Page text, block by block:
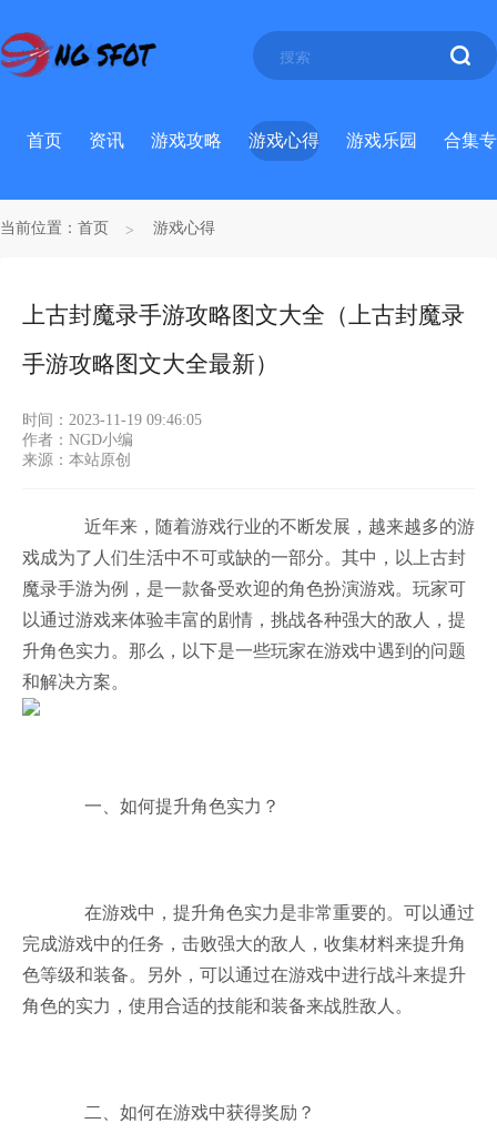
首页 资讯 游戏攻略 游戏心得 游戏乐园 合集
当前位置： 首页 游戏心得
上古封魔录手游攻略图文大全（上古封魔录
手游攻略图文大全最新）
时间：2023-11-19 09:46:05
作者：NGD小编
来源：本站原创
近年来，随着游戏行业的不断发展，越来越多的游
戏成为了人们生活中不可或缺的一部分。其中，以上古封
魔录手游为例，是一款备受欢迎的角色扮演游戏。玩家可
以通过游戏来体验丰富的剧情，挑战各种强大的敌人，提
升角色实力。那么，以下是一些玩家在游戏中遇到的问题
和解决方案。
一、如何提升角色实力？
在游戏中，提升角色实力是非常重要的。可以通过
完成游戏中的任务，击败强大的敌人，收集材料来提升角
色等级和装备。另外，可以通过在游戏中进行战斗来提升
角色的实力，使用合适的技能和装备来战胜敌人。
二、如何在游戏中获得奖励？